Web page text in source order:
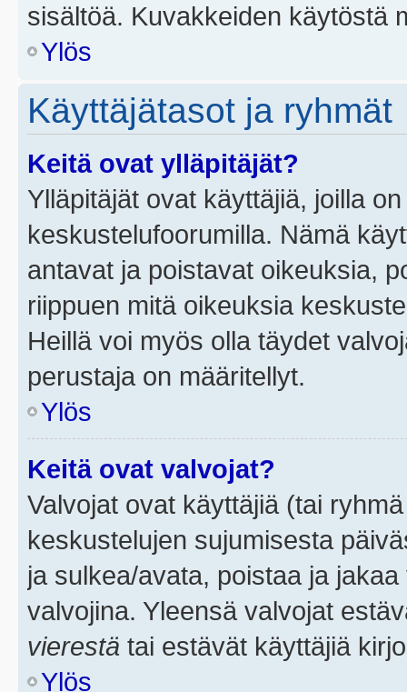
sisältöä. Kuvakkeiden käytöstä
Ylös
Käyttäjätasot ja ryhmät
Keitä ovat ylläpitäjät?
Ylläpitäjät ovat käyttäjiä, joilla
keskustelufoorumilla. Nämä
antavat ja poistavat oikeuksia,
riippuen mitä oikeuksia
Heillä voi myös olla täydet
perustaja on määritellyt.
Ylös
Keitä ovat valvojat?
Valvojat ovat käyttäjiä (tai
keskustelujen sujumisesta
ja sulkea/avata, poistaa ja
valvojina. Yleensä valvojat
vierestä tai estävät käyttäjiä
Ylös